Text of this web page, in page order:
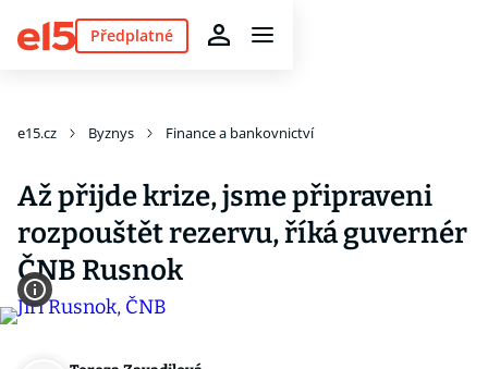
Předplatné
e15.cz Byznys Finance a bankovnictví
Až přijde krize, jsme připraveni
rozpouštět rezervu, říká guvernér
ČNB Rusnok